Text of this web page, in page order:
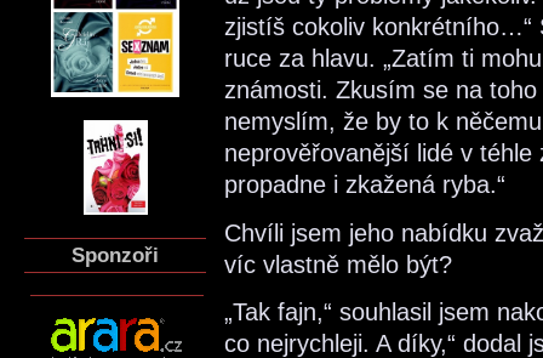
Sponzoři
zjistíš cokoliv konkrétního…“
ruce za hlavu. „Zatím ti
známosti. Zkusím se na
nemyslím, že by to k
neprověřovanější lidé v
propadne i zkažená ryba.“
Chvíli jsem jeho nabídku
víc vlastně mělo být?
„Tak fajn,“ souhlasil jsem
co nejrychleji. A díky,“ dodal